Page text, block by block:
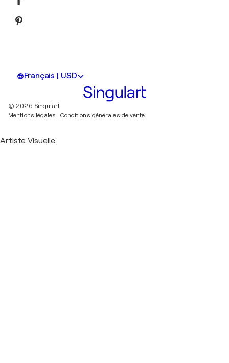
Français | USD
© 2026 Singulart
Mentions légales. Conditions générales de vente
Artiste Visuelle